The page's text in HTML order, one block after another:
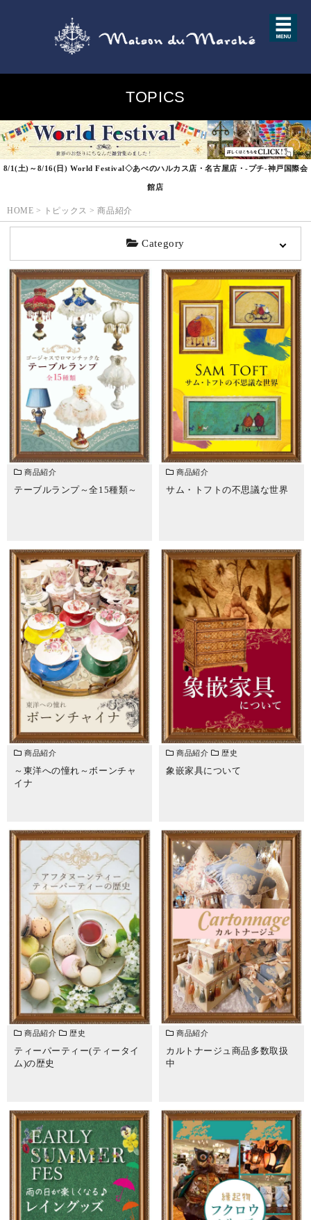
TOPICS
8/1(土)～8/16(日) World Festival◇あべのハルカス店・名古屋店・-プチ-神戸国際会
館店
HOME > トピックス >商品紹介
Category
商品紹介
テーブルランプ～全15種類～
商品紹介
サム・トフトの不思議な世界
商品紹介
～東洋への憧れ～ボーンチャ
イナ
商品紹介 歴史
象嵌家具について
商品紹介 歴史
ティーパーティー(ティータイ
ム)の歴史
商品紹介
カルトナージュ商品多数取扱
中